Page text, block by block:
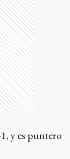
y es puntero